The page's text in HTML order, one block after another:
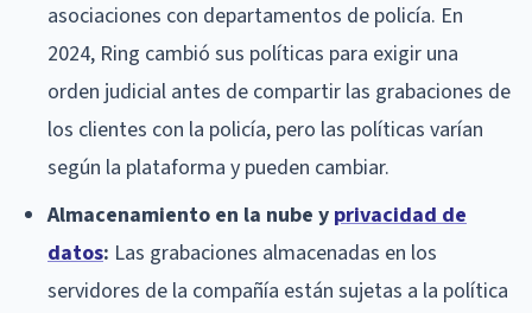
asociaciones con departamentos de policía. En
2024, Ring cambió sus políticas para exigir una
orden judicial antes de compartir las grabaciones de
los clientes con la policía, pero las políticas varían
según la plataforma y pueden cambiar.
Almacenamiento en la nube y privacidad de
datos: Las grabaciones almacenadas en los
servidores de la compañía están sujetas a la política